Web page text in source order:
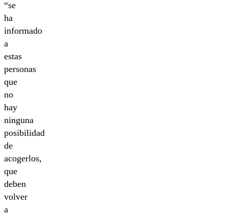
“se
ha
informado
a
estas
personas
que
no
hay
ninguna
posibilidad
de
acogerlos,
que
deben
volver
a